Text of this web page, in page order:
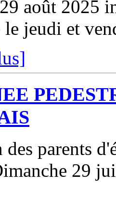
août 2025
jeudi et
parents
29